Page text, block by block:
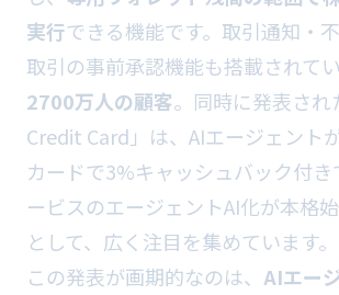
実行できる機能です。取引通知・
取引の事前承認機能も搭載されて
2700万人の顧客。同時に発表さ
Credit Card」は、AIエージェント
カードで3%キャッシュバック付き
ービスのエージェントAI化が本格
として、広く注目を集めています。
この発表が画期的なのは、 AIエー